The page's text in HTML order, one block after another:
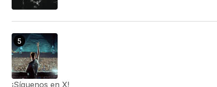
¡Síguenos en X!